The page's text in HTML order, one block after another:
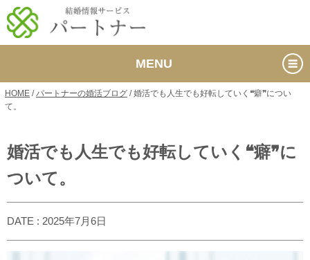
MENU
HOME /パートナーの婚活ブログ /婚活でも人生でも好転していく❝癖❞につい
て。
婚活でも人生でも好転していく❝癖❞に
ついて。
DATE : 2025年7月6日